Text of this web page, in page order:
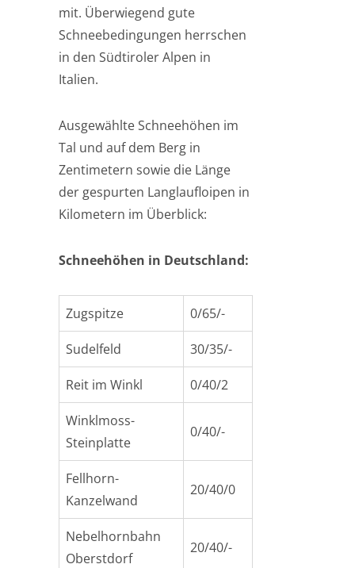
mit. Überwiegend gute
Schneebedingungen herrschen
in den Südtiroler Alpen in
Italien.
Ausgewählte Schneehöhen im
Tal und auf dem Berg in
Zentimetern sowie die Länge
der gespurten Langlaufloipen in
Kilometern im Überblick:
Schneehöhen in Deutschland:
Zugspitze 0/65/-
Sudelfeld 30/35/-
Reit im Winkl 0/40/2
Winklmoss-
Steinplatte
0/40/-
Fellhorn-
Kanzelwand
20/40/0
Nebelhornbahn
Oberstdorf
20/40/-